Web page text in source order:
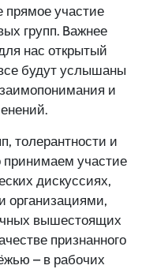
прямое участие
групп. Bажнее
нас открытый
будут услышаны
и
толерантности и
принимаем участие
дискуссиях,
организациями,
вышестоящих
признанного
– в рабочих